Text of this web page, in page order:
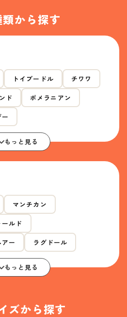
類から探す
トイプードル チワワ
ド ポメラニアン
もっと見る
マンチカン
ルド
ー ラグドール
もっと見る
ズから探す